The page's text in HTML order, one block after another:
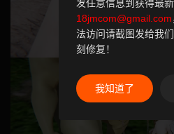
发任意信息到获得最
18jmcom@gmail.com
法访问请截图发给我
刻修复！
我知道了